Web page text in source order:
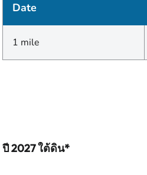
Date
1 mile
ปี 2027 ใต้ดิน*